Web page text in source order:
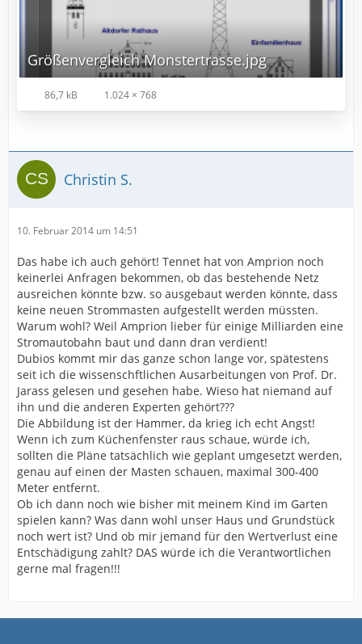
Größenvergleich Monstertrasse.jpg
86,7 kB 1.024 × 768
Christin S.
10. Februar 2014 um 14:51
Das habe ich auch gehört! Tennet hat von Amprion noch
keinerlei Anfragen bekommen, ob das bestehende Netz
ausreichen könnte bzw. so ausgebaut werden könnte, dass
keine neuen Strommasten aufgestellt werden müssten.
Warum wohl? Weil Amprion lieber für einige Milliarden eine
Stromautobahn baut und dann dran verdient!
Dubios kommt mir das ganze schon lange vor, spätestens
seit ich die wissenschftlichen Ausarbeitungen von Prof. Dr.
Jarass gelesen und gesehen habe. Wieso hat niemand auf
ihn und die anderen Experten gehört???
Die Abbildung ist der Hammer, da krieg ich echt Angst!
Wenn ich zum Küchenfenster raus schaue, würde ich,
sollten die Pläne tatsächlich wie geplant umgesetzt werden,
genau auf einen der Masten schauen, maximal 300-400
Meter entfernt.
Ob ich dann noch wie bisher mit meinem Kind im Garten
spielen kann? Was dann wohl unser Haus und Grundstück
noch wert ist? Und ob mir jemand für den Wertverlust eine
Entschädigung zahlt? DAS würde ich die Verantwortlichen
gerne mal fragen!!!